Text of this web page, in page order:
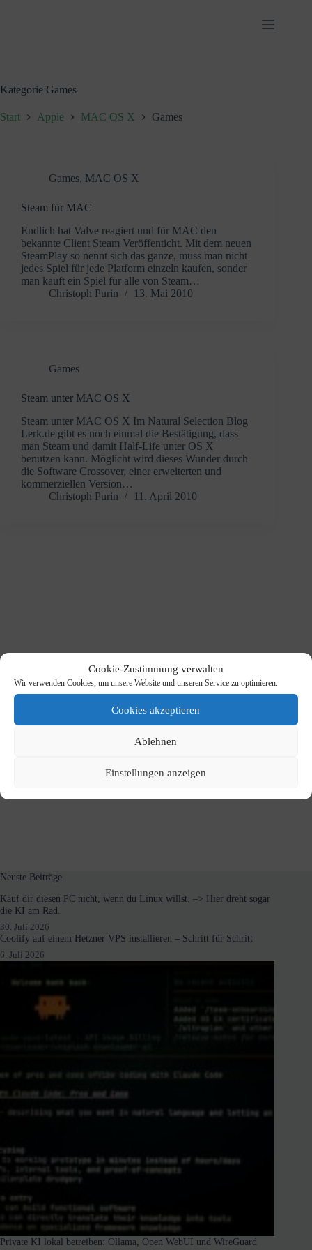
Cookie-Zustimmung verwalten
Wir verwenden Cookies, um unsere Website und unseren Service zu optimieren.
Cookies akzeptieren
Ablehnen
Einstellungen anzeigen
Kategorie Games
Start Apple MAC OS X Games
Games, MAC OS X
Steam für MAC
Endlich hat Valve reagiert und für MAC den
bekannte Client Steam Veröffenticht. Mit dem neuen
SteamPlay so nennt sich das ganze, muss man nicht
jedes Spiel für jede Platform einzeln kaufen, sonder
man kauft ein Spiel für alle von Steam…
Christoph Purin
13. Mai 2010
Games
Steam unter MAC OS X
Steam unter MAC OS X Im Natural Selection Blog
Lerk.de gibt es noch einmal die Bestätigung, dass
man Steam und damit Half-Life unter OS X
benutzen kann. Möglicht wird dieses Wunder durch
die Software Crossover, einer erweiterten und
kommerziellen Version…
Christoph Purin
11. April 2010
Neuste Beiträge
Kauf dir diesen PC nicht, wenn du Linux willst. –> Hier dreht sogar
die KI am Rad.
30. Juli 2026
Coolify auf einem Hetzner VPS installieren – Schritt für Schritt
6. Juli 2026
Private KI lokal betreiben: Ollama, Open WebUI und WireGuard